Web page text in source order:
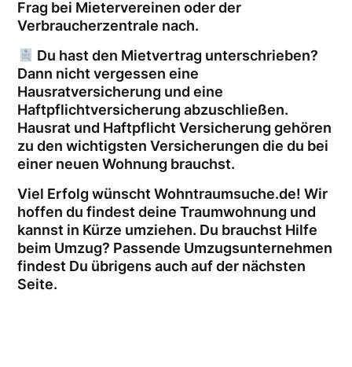
Frag bei Mietervereinen oder der
Verbraucherzentrale nach.
Du hast den Mietvertrag unterschrieben?
Dann nicht vergessen eine
Hausratversicherung und eine
Haftpflichtversicherung abzuschließen.
Hausrat und Haftpflicht Versicherung gehören
zu den wichtigsten Versicherungen die du bei
einer neuen Wohnung brauchst.
Viel Erfolg wünscht Wohntraumsuche.de! Wir
hoffen du findest deine Traumwohnung und
kannst in Kürze umziehen. Du brauchst Hilfe
beim Umzug? Passende Umzugsunternehmen
findest Du übrigens auch auf der nächsten
Seite.